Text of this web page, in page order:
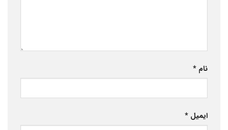
نام *
ایمیل *